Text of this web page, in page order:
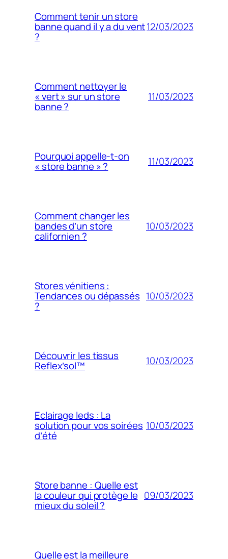
Comment tenir un store
banne quand il y a du vent
?
12/03/2023
Comment nettoyer le
« vert » sur un store
banne ?
11/03/2023
Pourquoi appelle-t-on
« store banne » ? 11/03/2023
Comment changer les
bandes d’un store
californien ?
10/03/2023
Stores vénitiens :
Tendances ou dépassés
?
10/03/2023
Découvrir les tissus
Reflex’sol™ 10/03/2023
Eclairage leds : La
solution pour vos soirées
d’été
10/03/2023
Store banne : Quelle est
la couleur qui protège le
mieux du soleil ?
09/03/2023
Quelle est la meilleure